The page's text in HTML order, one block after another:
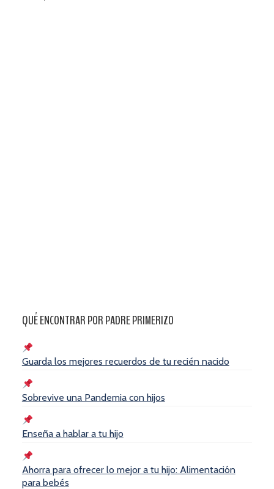
QUÉ ENCONTRAR POR PADRE PRIMERIZO
Guarda los mejores recuerdos de tu recién nacido
Sobrevive una Pandemia con hijos
Enseña a hablar a tu hijo
Ahorra para ofrecer lo mejor a tu hijo: Alimentación
para bebés